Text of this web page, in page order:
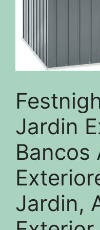
Jardin
Bancos
Jardin,